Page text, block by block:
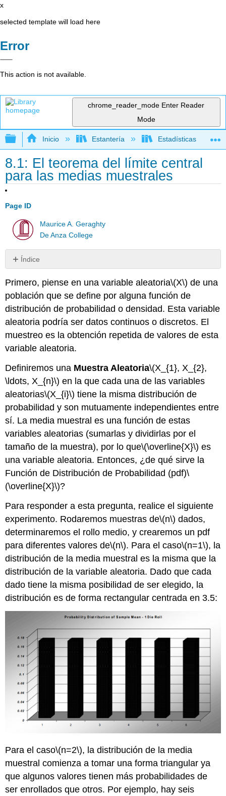
x
selected template will load here
Error
This action is not available.
chrome_reader_mode Enter Reader
Mode
Expandir/contraer jerarquía global
Inicio Estantería Estadísticas
8.1: El teorema del límite central
para las medias muestrales
Page ID
Maurice A. Geraghty
De Anza College
Índice
Sin
Primero, piense en una variable aleatoria\(X\) de una
población que se define por alguna función de
distribución de probabilidad o densidad. Esta variable
aleatoria podría ser datos continuos o discretos. El
muestreo es la obtención repetida de valores de esta
variable aleatoria.
Definiremos una Muestra Aleatoria\(X_{1}, X_{2},
\ldots, X_{n}\) en la que cada una de las variables
aleatorias\(X_{i}\) tiene la misma distribución de
probabilidad y son mutuamente independientes entre
sí. La media muestral es una función de estas
variables aleatorias (sumarlas y dividirlas por el
tamaño de la muestra), por lo que\(\overline{X}\) es
una variable aleatoria. Entonces, ¿de qué sirve la
Función de Distribución de Probabilidad (pdf)\
(\overline{X}\)?
Para responder a esta pregunta, realice el siguiente
experimento. Rodaremos muestras de\(n\) dados,
determinaremos el rollo medio, y crearemos un pdf
para diferentes valores de\(n\). Para el caso\(n=1\), la
distribución de la media muestral es la misma que la
distribución de la variable aleatoria. Dado que cada
dado tiene la misma posibilidad de ser elegido, la
distribución es de forma rectangular centrada en 3.5:
Para el caso\(n=2\), la distribución de la media
muestral comienza a tomar una forma triangular ya
que algunos valores tienen más probabilidades de
ser enrollados que otros. Por ejemplo, hay seis